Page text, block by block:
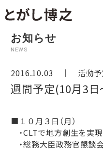
お知らせ
NEWS
2016.10.03 ｜ 活動
週間予定(10月3
■１０月３日（月）
・CLTで地方創生を実
・総務大臣政務官懇談